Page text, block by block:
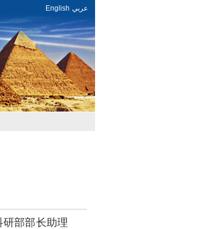
English عربي
研部部长助理